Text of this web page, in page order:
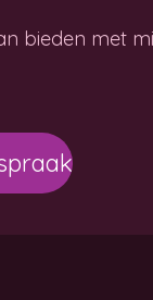
bieden met